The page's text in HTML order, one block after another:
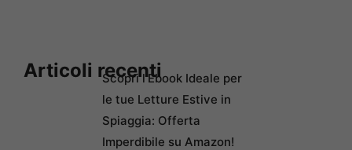
Articoli recentiScopri l’Ebook Ideale per
le tue Letture Estive in
Spiaggia: Offerta
Imperdibile su Amazon!